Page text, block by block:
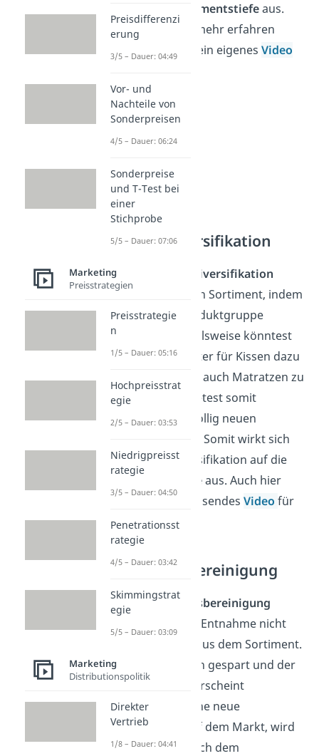
Sortimentstiefeaus.
Wenn du hierzu mehr erfahren
willst, haben wir ein eigenes Video
Produktdiversifikation
Bei der
Produktdiversifikation
erweiterst du dein Sortiment, indem
du eine neue Produktgruppe
anbietest. Beispielsweise könntest
du dich als Anbieter für Kissen dazu
entscheiden, nun auch Matratzen zu
verkaufen. Du bietest somit
Produkte einer völlig neuen
Artikelgruppe an. Somit wirkt sich
die Produktdiversifikation auf die
Sortimentsbreiteaus. Auch hier
haben wir ein passendes Video für
dich.
Sortimentsbereinigung
UnterSortimentsbereinigung
versteht man die Entnahme nicht
lukrativer Güter aus dem Sortiment.
So werden Kosten gespart und der
Umsatz erhöht. Erscheint
beispielsweise eine neue
Spielekonsole auf dem Markt, wird
die Nachfrage nach dem
Preisdifferenzi
erung
3/5 – Dauer: 04:49
Vor- und
Nachteile von
Sonderpreisen
4/5 – Dauer: 06:24
Sonderpreise
und T-Test bei
einer
Stichprobe
5/5 – Dauer: 07:06
Marketing
Preisstrategien
Preisstrategie
n
1/5 – Dauer: 05:16
Hochpreisstrat
egie
2/5 – Dauer: 03:53
Niedrigpreisst
rategie
3/5 – Dauer: 04:50
Penetrationsst
rategie
4/5 – Dauer: 03:42
Skimmingstrat
egie
5/5 – Dauer: 03:09
Marketing
Distributionspolitik
Direkter
Vertrieb
1/8 – Dauer: 04:41